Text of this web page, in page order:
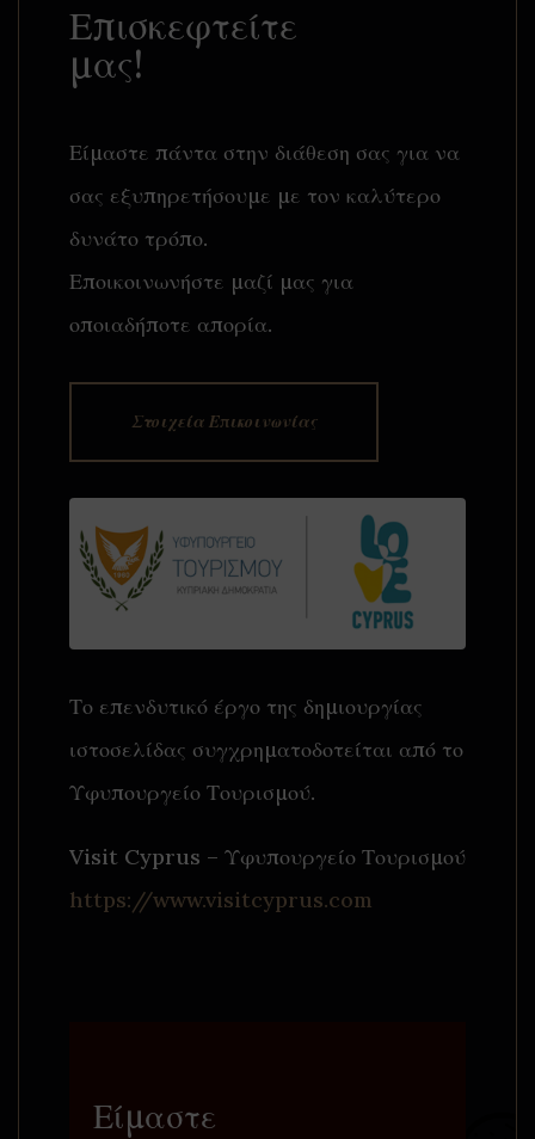
Επισκεφτείτε
μας!
Είμαστε πάντα στην διάθεση σας για να
σας εξυπηρετήσουμε με τον καλύτερο
δυνάτο τρόπο.
Εποικοινωνήστε μαζί μας για
οποιαδήποτε απορία.
Στοιχεία Επικοινωνίας
Το επενδυτικό έργο της δημιουργίας
ιστοσελίδας συγχρηματοδοτείται από το
Υφυπουργείο Τουρισμού.
Visit Cyprus – Υφυπουργείο Τουρισμού
https://www.visitcyprus.com
Είμαστε